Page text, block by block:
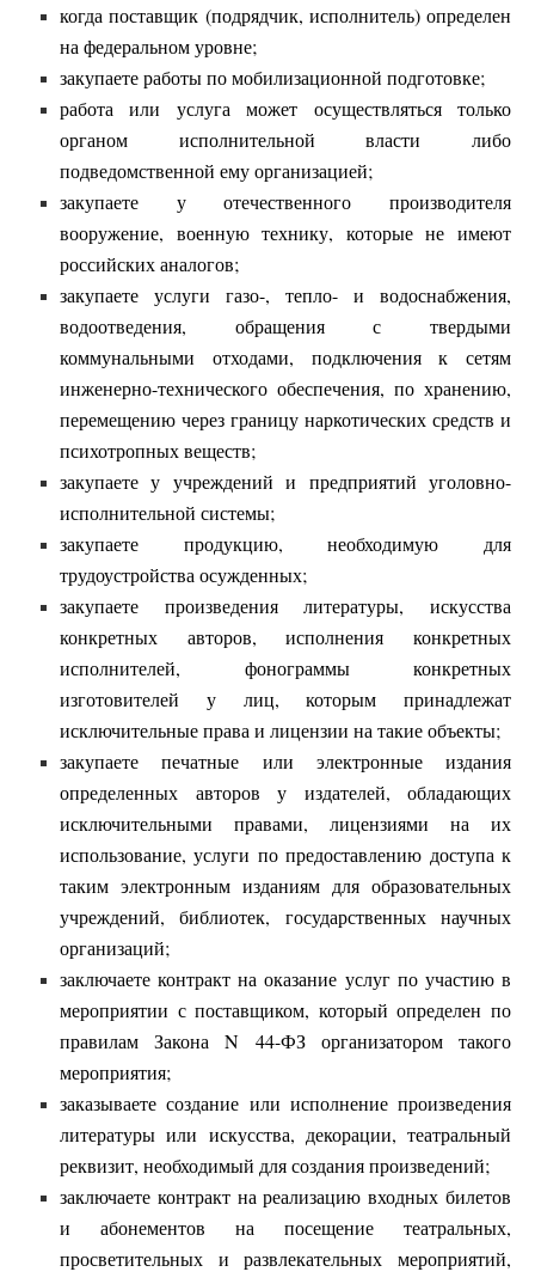
когда поставщик (подрядчик, исполнитель) определен
на федеральном уровне;
закупаете работы по мобилизационной подготовке;
работа или услуга может осуществляться только
органом исполнительной власти либо
подведомственной ему организацией;
закупаете у отечественного производителя
вооружение, военную технику, которые не имеют
российских аналогов;
закупаете услуги газо-, тепло- и водоснабжения,
водоотведения, обращения с твердыми
коммунальными отходами, подключения к сетям
инженерно-технического обеспечения, по хранению,
перемещению через границу наркотических средств и
психотропных веществ;
закупаете у учреждений и предприятий уголовно-
исполнительной системы;
закупаете продукцию, необходимую для
трудоустройства осужденных;
закупаете произведения литературы, искусства
конкретных авторов, исполнения конкретных
исполнителей, фонограммы конкретных
изготовителей у лиц, которым принадлежат
исключительные права и лицензии на такие объекты;
закупаете печатные или электронные издания
определенных авторов у издателей, обладающих
исключительными правами, лицензиями на их
использование, услуги по предоставлению доступа к
таким электронным изданиям для образовательных
учреждений, библиотек, государственных научных
организаций;
заключаете контракт на оказание услуг по участию в
мероприятии с поставщиком, который определен по
правилам Закона N 44-ФЗ организатором такого
мероприятия;
заказываете создание или исполнение произведения
литературы или искусства, декорации, театральный
реквизит, необходимый для создания произведений;
заключаете контракт на реализацию входных билетов
и абонементов на посещение театральных,
просветительных и развлекательных мероприятий,